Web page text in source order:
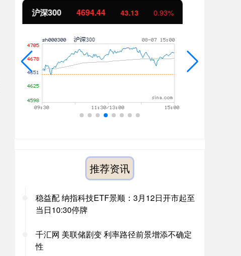
北证50 1134.24 11.37 1.01%
推荐资讯
稳益配 纳指科技ETF景顺：3月12日开市起至
当日10:30停牌
千汇网 美联储剧变 利率路径前景增添不确定
性